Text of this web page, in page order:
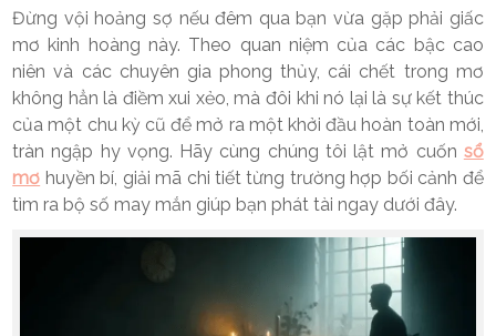
Đừng vội hoảng sợ nếu đêm qua bạn vừa gặp phải giấc
mơ kinh hoàng này. Theo quan niệm của các bậc cao
niên và các chuyên gia phong thủy, cái chết trong mơ
không hẳn là điềm xui xẻo, mà đôi khi nó lại là sự kết thúc
của một chu kỳ cũ để mở ra một khởi đầu hoàn toàn mới,
tràn ngập hy vọng. Hãy cùng chúng tôi lật mở cuốn sổ
mơ huyền bí, giải mã chi tiết từng trường hợp bối cảnh để
tìm ra bộ số may mắn giúp bạn phát tài ngay dưới đây.